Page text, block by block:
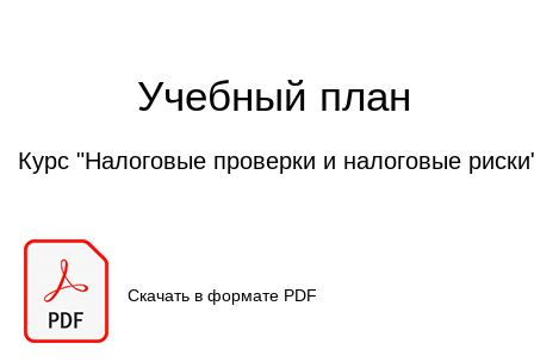
Учебный план
Курс "Налоговые проверки и налоговые
Скачать в формате PDF